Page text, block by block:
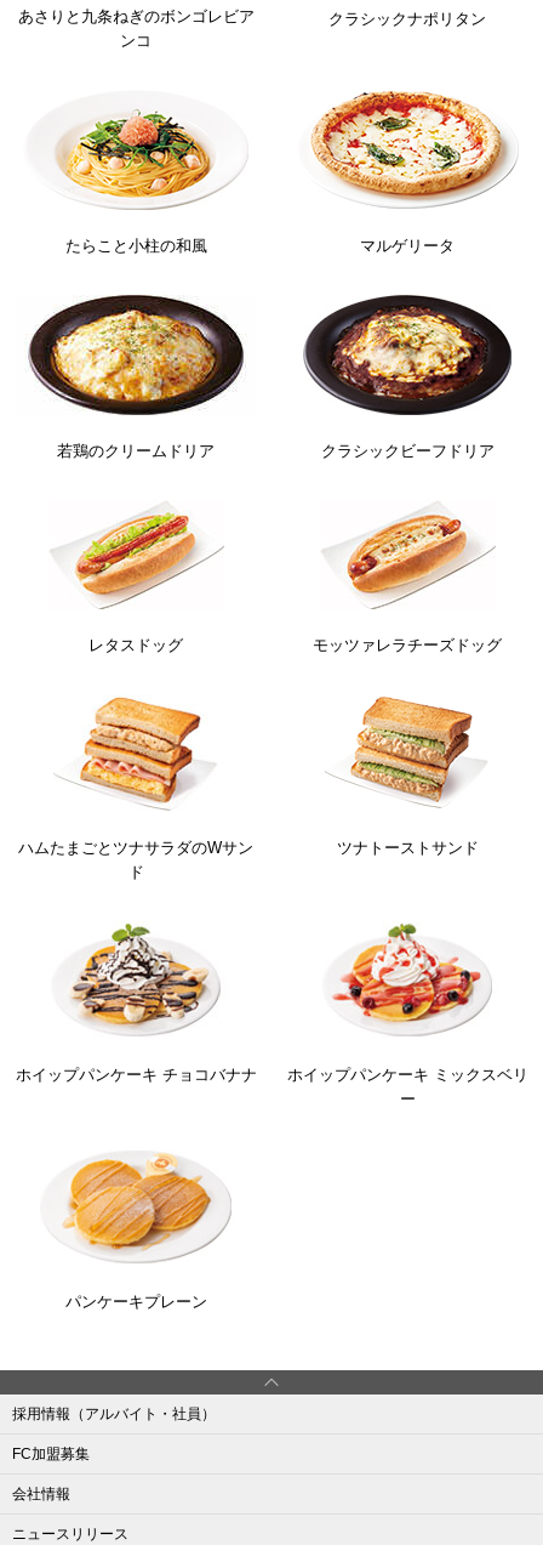
あさりと九条ねぎのボンゴレビア
ンコ
クラシックナポリタン
たらこと小柱の和風 マルゲリータ
若鶏のクリームドリア クラシックビーフドリア
レタスドッグ モッツァレラチーズドッグ
ハムたまごとツナサラダのWサン
ド
ツナトーストサンド
ホイップパンケーキ チョコバナナ
ホイップパンケーキ ミックスベリ
ー
パンケーキプレーン
採用情報（アルバイト・社員）
FC加盟募集
会社情報
ニュースリリース